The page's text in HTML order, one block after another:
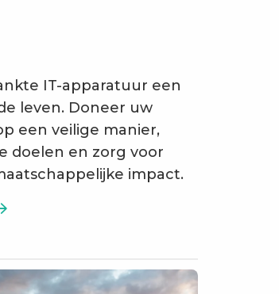
IT-apparatuur een
leven. Doneer uw
een veilige manier,
doelen en zorg voor
impact.